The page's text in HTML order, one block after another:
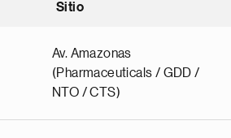
Sitio
Av. Amazonas
(Pharmaceuticals / GDD /
NTO / CTS)